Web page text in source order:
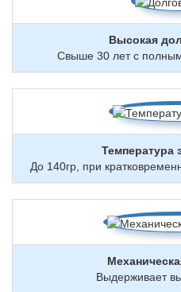
Высокая
Свыше 30 лет с
Температура
До 140гр, при
Выдерживает